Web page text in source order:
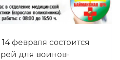
февраля состоится
для воинов-